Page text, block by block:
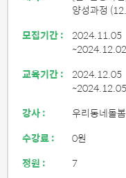
양성과정
모집기간 : 2024.11.05
~2024.12.02
교육기간 : 2024.12.05
~2024.12.05
강사 :
우리동네돌
수강료 :
0원
정원 :
7